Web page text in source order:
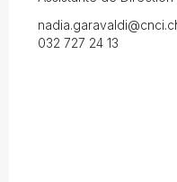
032 727 24 13